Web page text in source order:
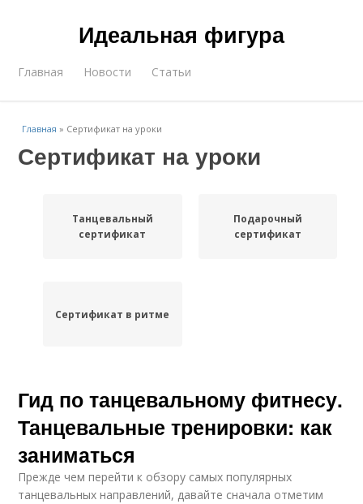
Идеальная фигура
Главная Новости Статьи
Главная » Сертификат на уроки
Сертификат на уроки
Танцевальный
сертификат
Подарочный
сертификат
Сертификат в ритме
Гид по танцевальному фитнесу.
Танцевальные тренировки: как
заниматься
Прежде чем перейти к обзору самых популярных
танцевальных направлений, давайте сначала отметим